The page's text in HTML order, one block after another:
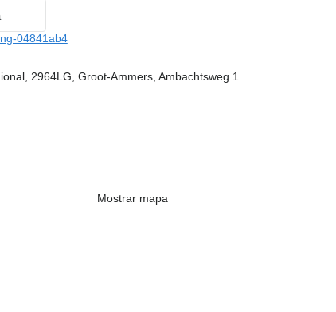
04841ab4
2964LG, Groot-Ammers, Ambachtsweg 1
Mostrar mapa